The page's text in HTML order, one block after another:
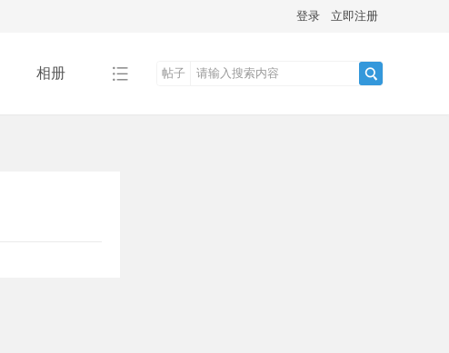
登录 立即注册
相册 帖子